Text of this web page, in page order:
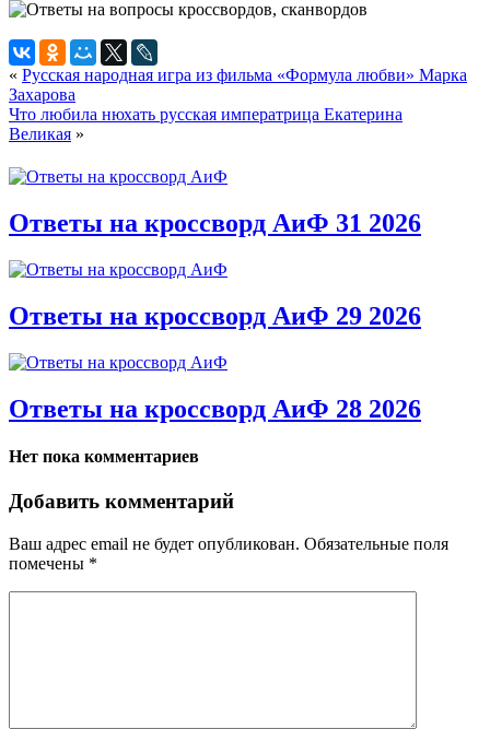
« Русская народная игра из фильма «Формула любви» Марка
Захарова
Что любила нюхать русская императрица Екатерина
Великая »
Ответы на кроссворд АиФ 31 2026
Ответы на кроссворд АиФ 29 2026
Ответы на кроссворд АиФ 28 2026
Нет пока комментариев
Добавить комментарий
Ваш адрес email не будет опубликован. Обязательные поля
помечены *